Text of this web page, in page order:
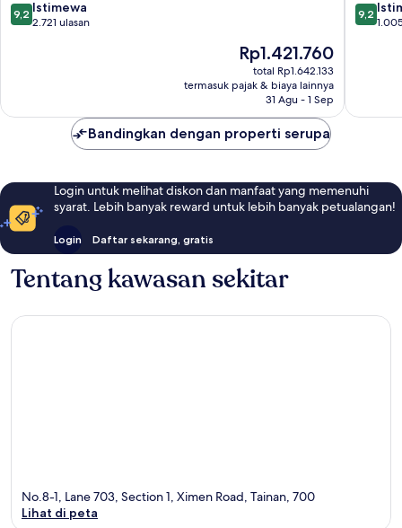
Tainan
9.2
dari
9,2 Istimewa
2.721 ulasan
Harga
sekarang
Rp1.421.760
Rp1.421.760
total Rp1.642.133
termasuk pajak & biaya lainnya
31 Agu - 1 Sep
Tainan
9.2
dari
9,2
Bandingkan dengan properti serupa
Login untuk melihat diskon dan manfaat yang memenuhi
syarat. Lebih banyak reward untuk lebih banyak petualangan!
Login Daftar sekarang, gratis
Tentang kawasan sekitar
No.8-1, Lane 703, Section 1, Ximen Road, Tainan, 700
Lihat di peta